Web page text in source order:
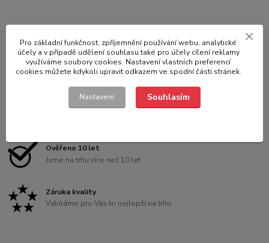
Doprava
Doprava po celé ČR
Ověřeno 10 let
Jsme na trhu více než 10 let
Záruka kvality
Vybíráme pro Vás to nejlepší na trhu
Pro základní funkčnost, zpříjemnění používání webu, analytické
účely a v případě udělení souhlasu také pro účely cílení reklamy
využíváme soubory cookies. Nastavení vlastních preferencí
cookies můžete kdykoli upravit odkazem ve spodní části stránek.
Nastavení Souhlasím